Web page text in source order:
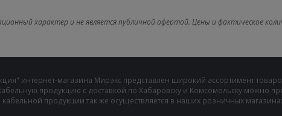
характер и не является публичной офертой. Цены и фактическое
интернет-магазина Мирэкс представлен широкий ассортимент
продукцию с доставкой по Хабаровску и Комсомольску можно
кабельной продукции так же осуществляется в наших розничных